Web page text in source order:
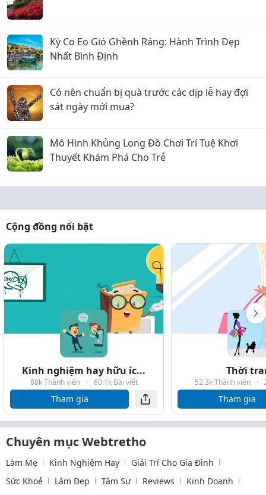
Kỳ Co Eo Gió Ghềnh Ráng: Hành Trình Đẹp
Nhất Bình Định
Có nên chuẩn bị quà trước các dịp lễ hay đợi
sát ngày mới mua?
Mô Hình Khủng Long Đồ Chơi Trí Tuệ Khơi
Thuyết Khám Phá Cho Trẻ
Cộng đồng nổi bật
Kinh nghiệm hay hữu íc...
88k Thành viên · 60.1k Bài viết
Tham gia
Thời
52.3k Thành viên ·
Tham gia
Chuyên mục Webtretho
Làm Mẹ Kinh Nghiệm Hay
Giải Trí Cho Gia Đình
Sức Khoẻ
Làm Đẹp Tâm Sự Reviews
Kinh Doanh